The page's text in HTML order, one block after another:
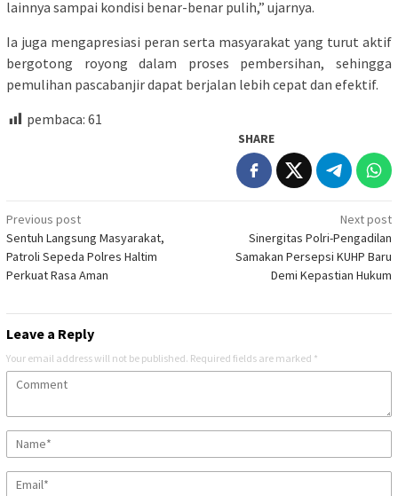
lainnya sampai kondisi benar-benar pulih,” ujarnya.
Ia juga mengapresiasi peran serta masyarakat yang turut aktif
bergotong royong dalam proses pembersihan, sehingga
pemulihan pascabanjir dapat berjalan lebih cepat dan efektif.
pembaca: 61
SHARE
Post
navigation
Previous post
Sentuh Langsung Masyarakat,
Patroli Sepeda Polres Haltim
Perkuat Rasa Aman
Next post
Sinergitas Polri-Pengadilan
Samakan Persepsi KUHP Baru
Demi Kepastian Hukum
Leave a Reply
Your email address will not be published. Required fields are marked *